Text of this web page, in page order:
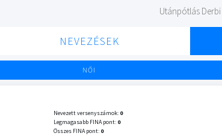
Utánpótlás Derbi
NEVEZÉSEK
NŐI
Nevezett versenyszámok: 0
Legmagasabb FINA pont: 0
Összes FINA pont: 0